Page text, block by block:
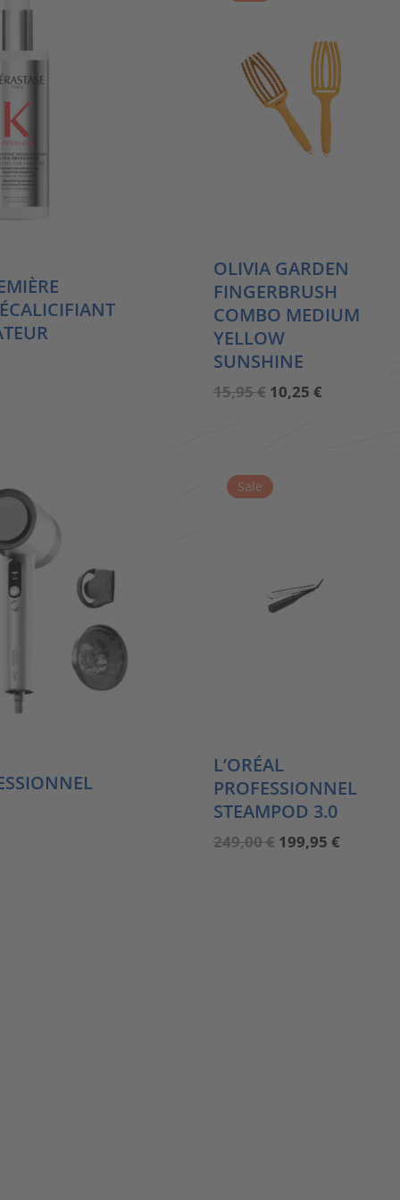
OLIVIA GARDEN
FINGERBRUSH
COMBO MEDIUM
YELLOW
SUNSHINE
15,95€ Ursprünglicher
Preis
10,25 €Aktueller
Sale
L’ORÉAL
PROFESSIONNEL
STEAMPOD 3.0
249,00€ Ursprünglicher
Preis
199,95 €